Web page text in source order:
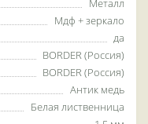
Металл
Мдф + зеркало
да
BORDER (Россия)
BORDER (Россия)
Антик медь
Белая лиственница